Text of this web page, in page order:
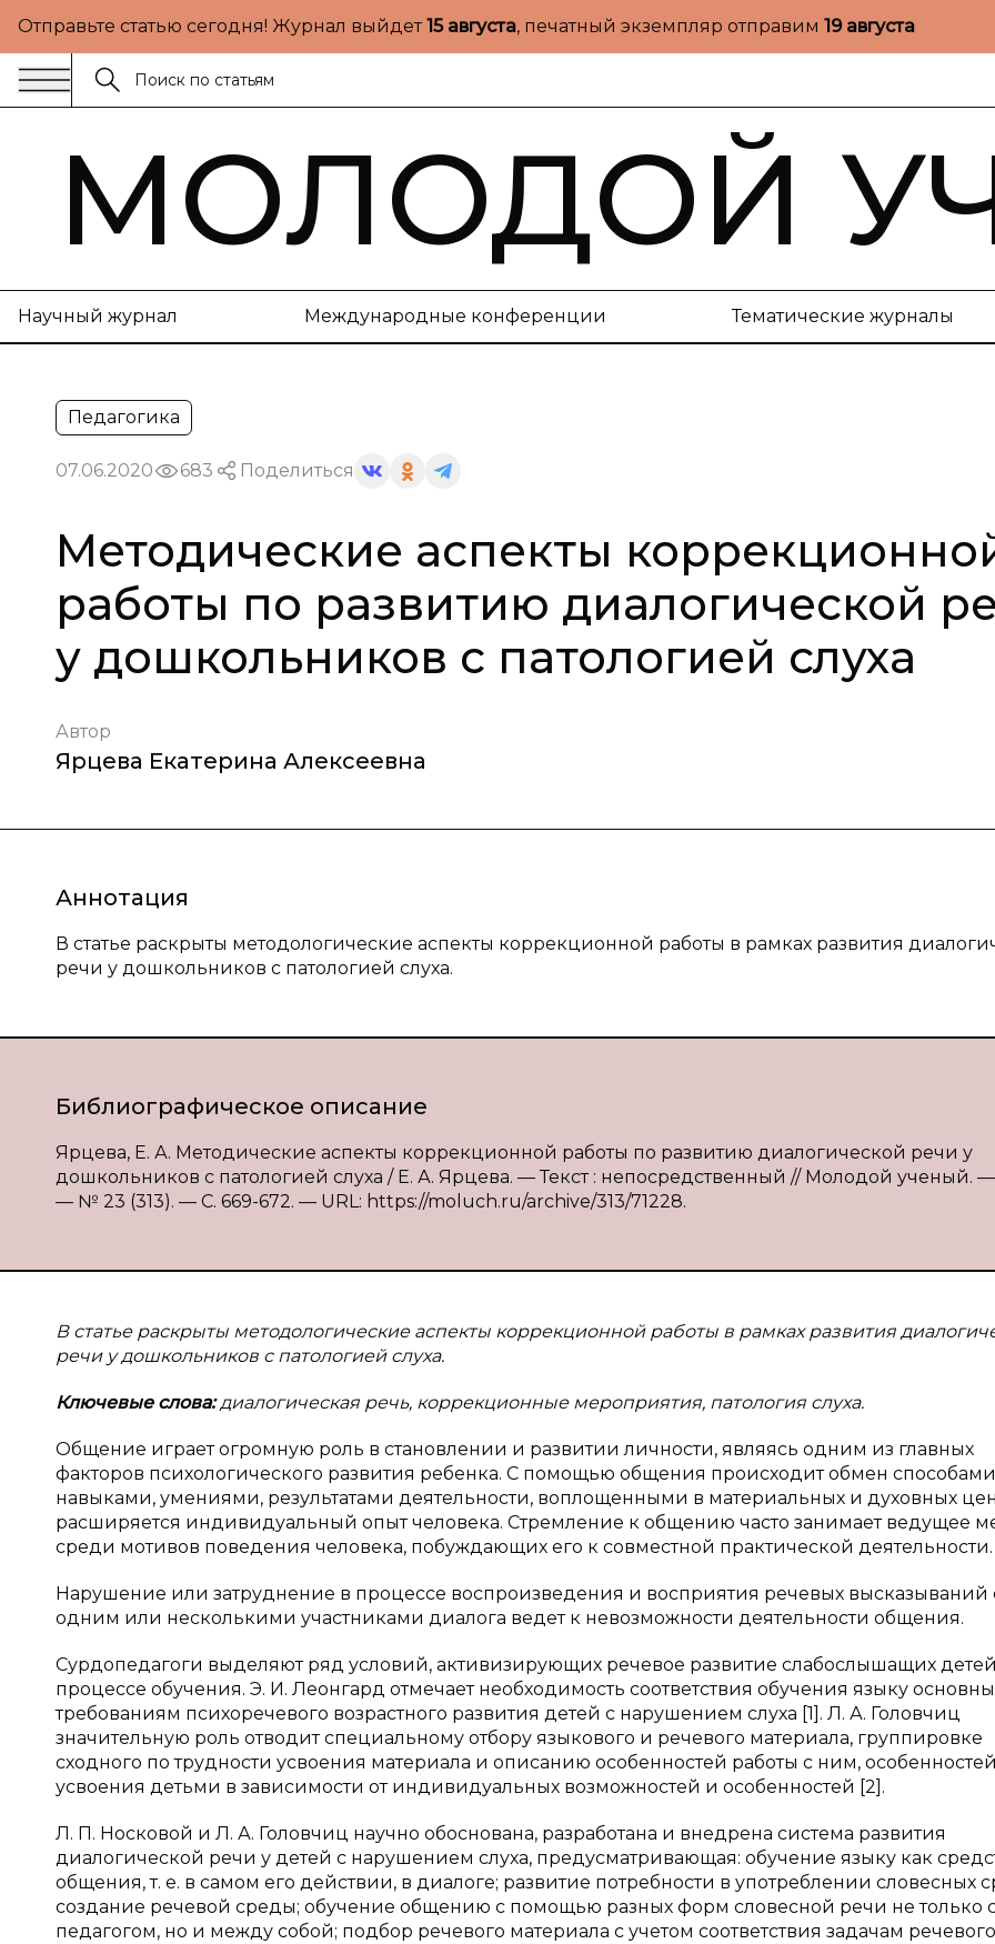
Отправьте статью сегодня! Журнал выйдет15 августа, печатный экземпляр отправим 19 августа
МОЛОДОЙ
Научный журнал Международные конференции Тематические журналы
Педагогика
07.06.2020 683 Поделиться
Методические аспекты
работы по развитию диалогической
у дошкольников с патологией слуха
Автор
Ярцева Екатерина Алексеевна
Аннотация
В статье раскрыты методологические аспекты коррекционной работы в рамках развития
речи у дошкольников с патологией слуха.
Библиографическое описание
Ярцева, Е. А. Методические аспекты коррекционной работы по развитию диалогической речи у
дошкольников с патологией слуха / Е. А. Ярцева. — Текст : непосредственный // Молодой ученый.
— № 23 (313). — С. 669-672. — URL: https://moluch.ru/archive/313/71228.
В статье раскрыты методологические аспекты коррекционной работы в рамках развития
речи у дошкольников с патологией слуха.
Ключевые слова:диалогическая речь, коррекционные мероприятия, патология слуха.
Общение играет огромную роль в становлении и развитии личности, являясь одним из главных
факторов психологического развития ребенка. С помощью общения происходит обмен
навыками, умениями, результатами деятельности, воплощенными в материальных и духовных
расширяется индивидуальный опыт человека. Стремление к общению часто занимает ведущее
среди мотивов поведения человека, побуждающих его к совместной практической деятельности.
Нарушение или затруднение в процессе воспроизведения и восприятия речевых высказываний
одним или несколькими участниками диалога ведет к невозможности деятельности общения.
Сурдопедагоги выделяют ряд условий, активизирующих речевое развитие слабослышащих
процессе обучения. Э. И. Леонгард отмечает необходимость соответствия обучения языку
требованиям психоречевого возрастного развития детей с нарушением слуха [1]. Л. А. Головчиц
значительную роль отводит специальному отбору языкового и речевого материала, группировке
сходного по трудности усвоения материала и описанию особенностей работы с ним, особенностей
усвоения детьми в зависимости от индивидуальных возможностей и особенностей [2].
Л. П. Носковой и Л. А. Головчиц научно обоснована, разработана и внедрена система развития
диалогической речи у детей с нарушением слуха, предусматривающая: обучение языку как
общения, т. е. в самом его действии, в диалоге; развитие потребности в употреблении словесных
создание речевой среды; обучение общению с помощью разных форм словесной речи не только
педагогом, но и между собой; подбор речевого материала с учетом соответствия задачам речевого